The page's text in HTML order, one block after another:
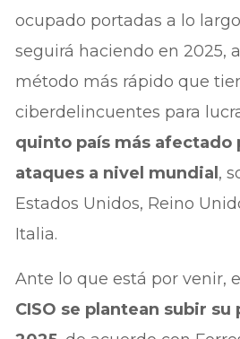
ocupado portadas a lo
seguirá haciendo en 2025,
método más rápido que
ciberdelincuentes para
quinto país más afectado
ataques a nivel mundial ,
Estados Unidos, Reino
Italia.
Ante lo que está por venir, el
CISO se plantean subir